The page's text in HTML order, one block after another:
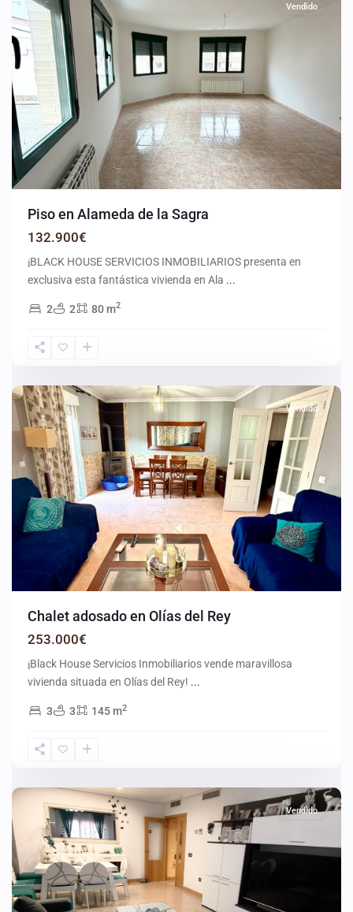
Vendido
Piso en Alameda de la Sagra
132.900€
¡BLACK HOUSE SERVICIOS INMOBILIARIOS presenta en
exclusiva esta fantástica vivienda en Ala ...
2 2 80 m2
del
Vendido
Chalet adosado en Olías del Rey
253.000€
¡Black House Servicios Inmobiliarios vende maravillosa
vivienda situada en Olías del Rey! ...
3 3 145 m2
Vendido